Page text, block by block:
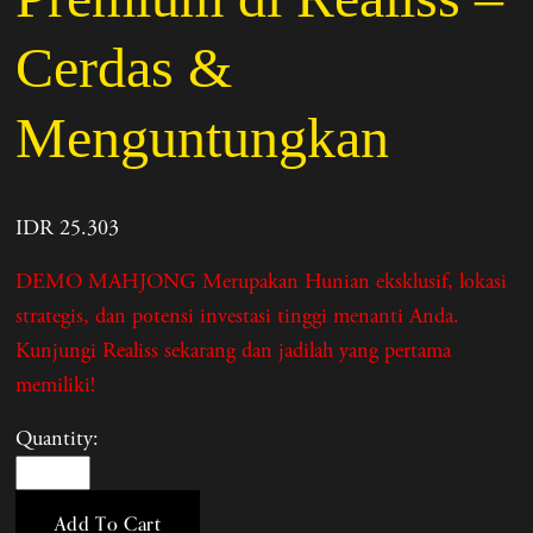
Cerdas &
Menguntungkan
IDR 25.303
DEMO MAHJONG Merupakan Hunian eksklusif, lokasi
strategis, dan potensi investasi tinggi menanti Anda.
Kunjungi Realiss sekarang dan jadilah yang pertama
memiliki!
Quantity:
Add To Cart